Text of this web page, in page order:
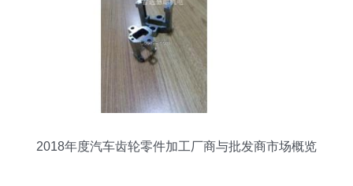
2018年度汽车齿轮零件加工厂商与批发商市场概览